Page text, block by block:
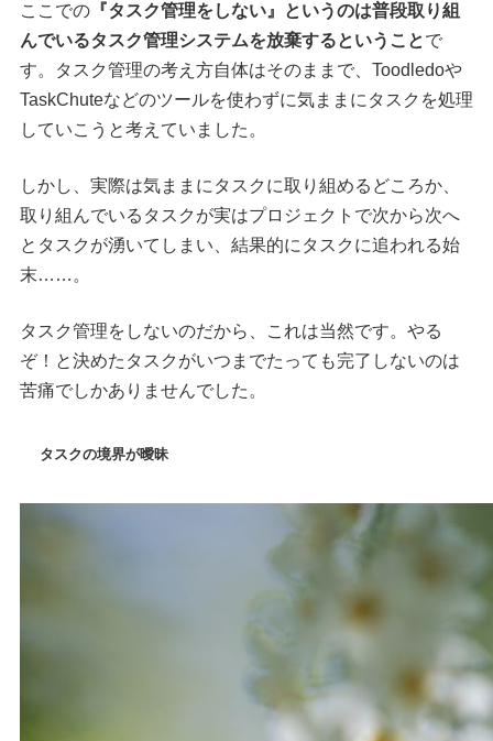
ここでの『タスク管理をしない』というのは普段取り組
んでいるタスク管理システムを放棄するということで
す。タスク管理の考え方自体はそのままで、Toodledoや
TaskChuteなどのツールを使わずに気ままにタスクを処理
していこうと考えていました。
しかし、実際は気ままにタスクに取り組めるどころか、
取り組んでいるタスクが実はプロジェクトで次から次へ
とタスクが湧いてしまい、結果的にタスクに追われる始
末……。
タスク管理をしないのだから、これは当然です。やる
ぞ！と決めたタスクがいつまでたっても完了しないのは
苦痛でしかありませんでした。
タスクの境界が曖昧